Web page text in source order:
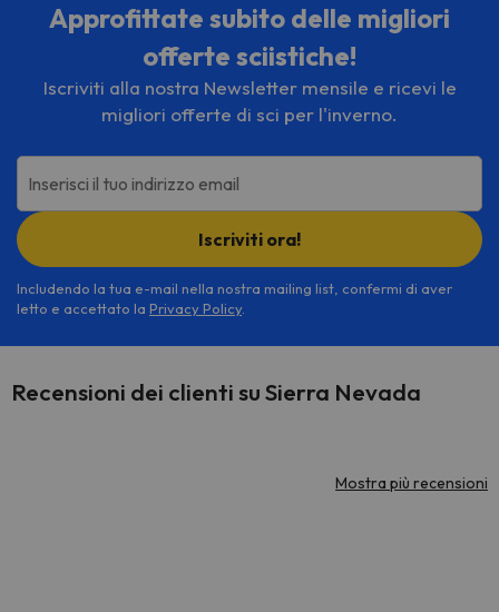
Approfittate subito delle migliori
offerte sciistiche!
Iscriviti alla nostra Newsletter mensile e ricevi le
migliori offerte di sci per l'inverno.
Inserisci il tuo indirizzo email
Iscriviti ora!
Includendo la tua e-mail nella nostra mailing list, confermi di aver
letto e accettato la Privacy Policy.
Recensioni dei clienti su Sierra Nevada
Mostra più recensioni